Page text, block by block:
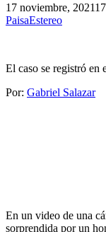
17 noviembre, 2021
PaisaEstereo
El caso se registró en
Por: Gabriel Salazar
En un video de una
sorprendida por un